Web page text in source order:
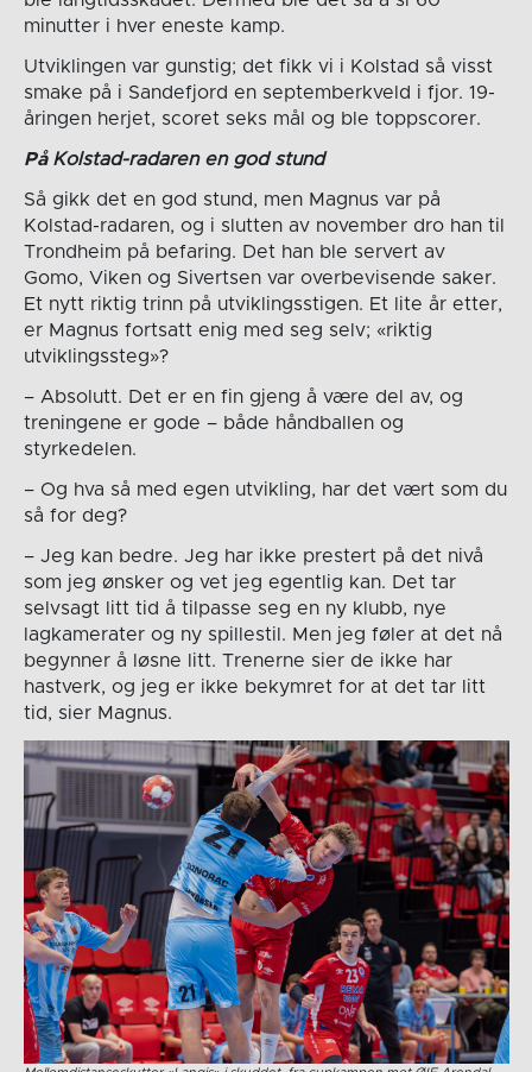
minutter i hver eneste kamp.
Utviklingen var gunstig; det fikk vi i Kolstad så visst
smake på i Sandefjord en septemberkveld i fjor. 19-
åringen herjet, scoret seks mål og ble toppscorer.
På Kolstad-radaren en god stund
Så gikk det en god stund, men Magnus var på
Kolstad-radaren, og i slutten av november dro han til
Trondheim på befaring. Det han ble servert av
Gomo, Viken og Sivertsen var overbevisende saker.
Et nytt riktig trinn på utviklingsstigen. Et lite år etter,
er Magnus fortsatt enig med seg selv; «riktig
utviklingssteg»?
– Absolutt. Det er en fin gjeng å være del av, og
treningene er gode – både håndballen og
styrkedelen.
– Og hva så med egen utvikling, har det vært som du
så for deg?
– Jeg kan bedre. Jeg har ikke prestert på det nivå
som jeg ønsker og vet jeg egentlig kan. Det tar
selvsagt litt tid å tilpasse seg en ny klubb, nye
lagkamerater og ny spillestil. Men jeg føler at det nå
begynner å løsne litt. Trenerne sier de ikke har
hastverk, og jeg er ikke bekymret for at det tar litt
tid, sier Magnus.